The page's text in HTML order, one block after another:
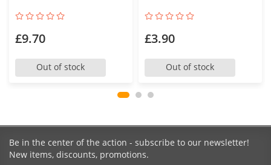
£9.70
Out of stock
£3.90
Out of stock
Be in the center of the action - subscribe to our newsletter!
New items, discounts, promotions.